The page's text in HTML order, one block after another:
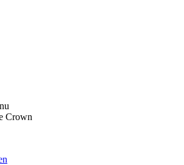
Crown